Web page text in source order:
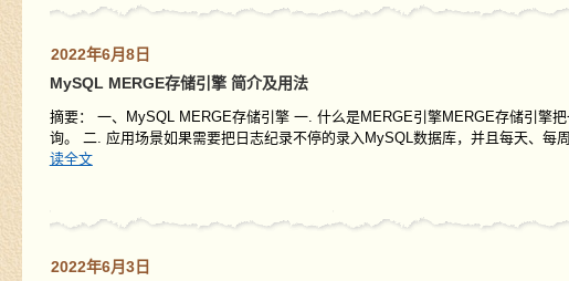
2022年6月8日
MySQL MERGE存储引擎 简介及用法
摘要： 一、MySQL MERGE存储引擎 一. 什么是MERGE引擎MERGE存储引擎
询。 二. 应用场景如果需要把日志纪录不停的录入MySQL数据库，并且每天、每
读全文
2022年6月3日